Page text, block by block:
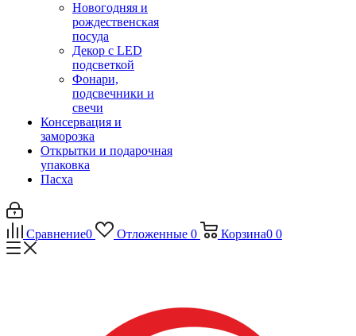
Новогодняя и
рождественская
посуда
Декор с LED
подсветкой
Фонари,
подсвечники и
свечи
Консервация и
заморозка
Открытки и подарочная
упаковка
Пасха
Сравнение0 Отложенные 0 Корзина0 0